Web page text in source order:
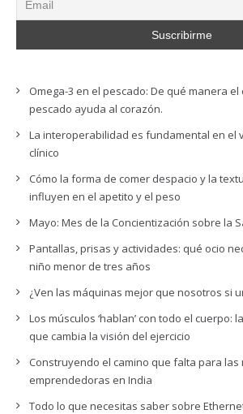
Omega-3 en el pescado: De qué manera el
pescado ayuda al corazón.
La interoperabilidad es fundamental en el
clínico
Cómo la forma de comer despacio y la
influyen en el apetito y el peso
Mayo: Mes de la Concientización sobre la
Pantallas, prisas y actividades: qué ocio
niño menor de tres años
¿Ven las máquinas mejor que nosotros si
Los músculos ‘hablan’ con todo el cuerpo:
que cambia la visión del ejercicio
Construyendo el camino que falta para las
emprendedoras en India
Todo lo que necesitas saber sobre